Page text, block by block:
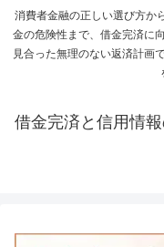
消費者金融の正しい選び方か
金の危険性まで、借金完済に
見合った無理のない返済計画
借金完済と信用情